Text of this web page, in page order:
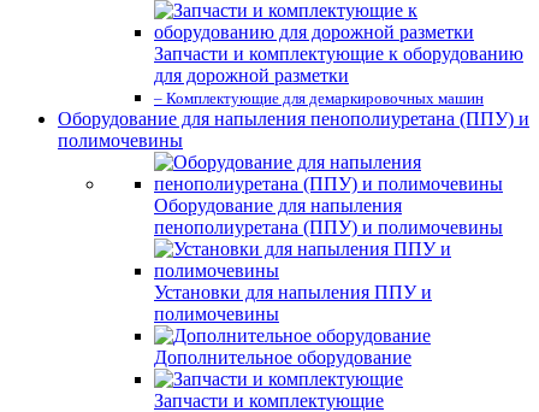
Запчасти и комплектующие к оборудованию
для дорожной разметки
– Комплектующие для демаркировочных машин
Оборудование для напыления пенополиуретана (ППУ) и
полимочевины
Оборудование для напыления
пенополиуретана (ППУ) и полимочевины
Установки для напыления ППУ и
полимочевины
Дополнительное оборудование
Запчасти и комплектующие